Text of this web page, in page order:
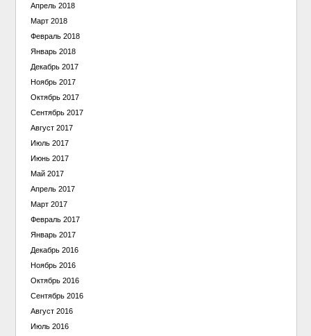
Апрель 2018
Март 2018
Февраль 2018
Январь 2018
Декабрь 2017
Ноябрь 2017
Октябрь 2017
Сентябрь 2017
Август 2017
Июль 2017
Июнь 2017
Май 2017
Апрель 2017
Март 2017
Февраль 2017
Январь 2017
Декабрь 2016
Ноябрь 2016
Октябрь 2016
Сентябрь 2016
Август 2016
Июль 2016